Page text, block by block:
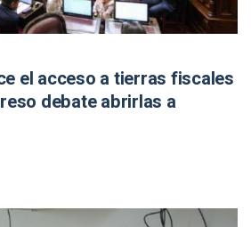
el acceso a tierras fiscales
debate abrirlas a